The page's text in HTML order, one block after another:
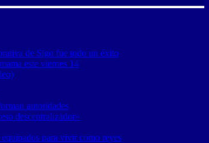
de Sigo fue todo un éxito
este viernes 14
autoridades
descentralizador»
para vivir como reyes